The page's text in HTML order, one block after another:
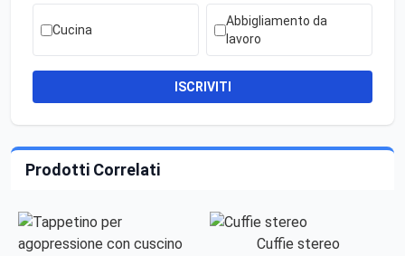
Cucina
Abbigliamento da
lavoro
ISCRIVITI
Prodotti Correlati
Cuffie stereo